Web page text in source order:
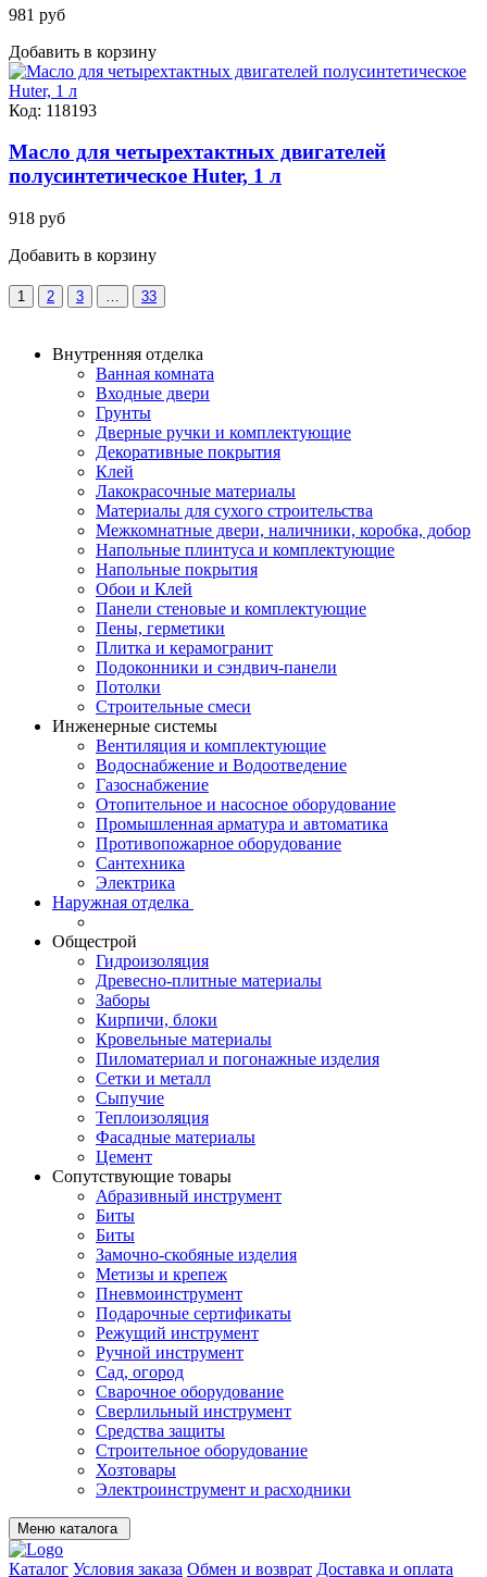
981 руб
Добавить в корзину
Код: 118193
Масло для четырехтактных двигателей
полусинтетическое Huter, 1 л
918 руб
Добавить в корзину
1 2 3 … 33
Внутренняя отделка
Ванная комната
Входные двери
Грунты
Дверные ручки и комплектующие
Декоративные покрытия
Клей
Лакокрасочные материалы
Материалы для сухого строительства
Межкомнатные двери, наличники, коробка, добор
Напольные плинтуса и комплектующие
Напольные покрытия
Обои и Клей
Панели стеновые и комплектующие
Пены, герметики
Плитка и керамогранит
Подоконники и сэндвич-панели
Потолки
Строительные смеси
Инженерные системы
Вентиляция и комплектующие
Водоснабжение и Водоотведение
Газоснабжение
Отопительное и насосное оборудование
Промышленная арматура и автоматика
Противопожарное оборудование
Сантехника
Электрика
Наружная отделка
Общестрой
Гидроизоляция
Древесно-плитные материалы
Заборы
Кирпичи, блоки
Кровельные материалы
Пиломатериал и погонажные изделия
Сетки и металл
Сыпучие
Теплоизоляция
Фасадные материалы
Цемент
Сопутствующие товары
Абразивный инструмент
Биты
Биты
Замочно-скобяные изделия
Метизы и крепеж
Пневмоинструмент
Подарочные сертификаты
Режущий инструмент
Ручной инструмент
Сад, огород
Сварочное оборудование
Сверлильный инструмент
Средства защиты
Строительное оборудование
Хозтовары
Электроинструмент и расходники
Меню каталога
Каталог Условия заказа Обмен и возврат Доставка и оплата